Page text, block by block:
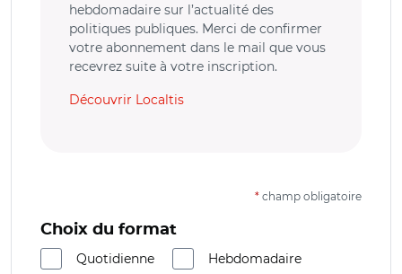
hebdomadaire sur l’actualité des
politiques publiques. Merci de confirmer
votre abonnement dans le mail que vous
recevrez suite à votre inscription.
Découvrir Localtis
* champ obligatoire
Choix du format
Quotidienne
Hebdomadaire